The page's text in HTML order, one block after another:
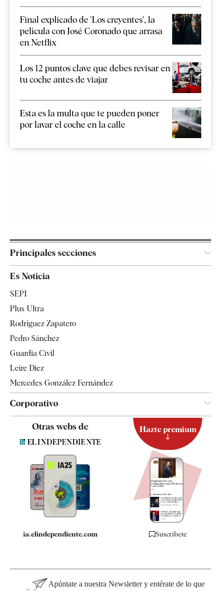
Final explicado de 'Los creyentes', la
película con José Coronado que arrasa
en Netflix
Los 12 puntos clave que debes revisar en
tu coche antes de viajar
Esta es la multa que te pueden poner
por lavar el coche en la calle
Principales secciones
Televisión
Es Noticia
SEPI
Plus Ultra
Rodríguez Zapatero
Pedro Sánchez
Guardia Civil
Leire Díez
Mercedes González Fernández
Corporativo
Quiénes somos
Especificaciones
Otras webs de
ia.elindependiente.com
Hazte premium
Suscríbete
Apúntate a nuestra Newsletter y entérate de lo que